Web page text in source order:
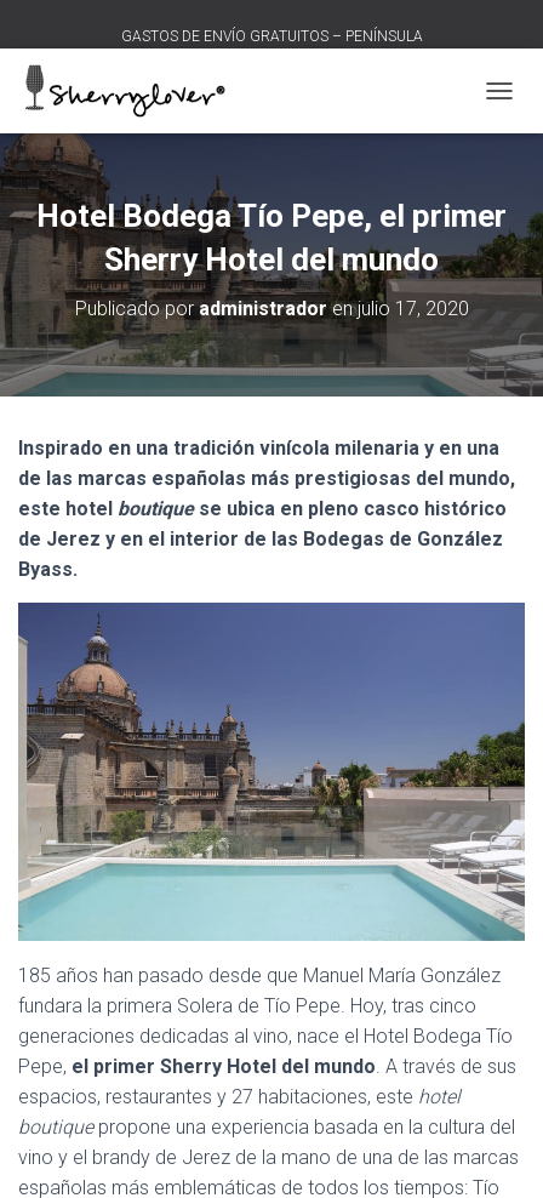
GASTOS DE ENVÍO GRATUITOS – PENÍNSULA
A
A
R
M
O
D
E
V
E
G
C
Hotel Bodega Tío Pepe, el primer
Sherry Hotel del mundo
Publicado poradministrador enjulio 17, 2020
Inspirado en una tradición vinícola milenaria y en una
de las marcas españolas más prestigiosas del mundo,
este hotel boutiquese ubica en pleno casco histórico
de Jerez y en el interior de las Bodegas de González
Byass.
185 años han pasado desde que Manuel María González
fundara la primera Solera de Tío Pepe. Hoy, tras cinco
generaciones dedicadas al vino, nace el Hotel Bodega Tío
Pepe, el primer Sherry Hotel del mundo . A través de sus
espacios, restaurantes y 27 habitaciones, este hotel
boutiquepropone una experiencia basada en la cultura del
vino y el brandy de Jerez de la mano de una de las marcas
españolas más emblemáticas de todos los tiempos: Tío